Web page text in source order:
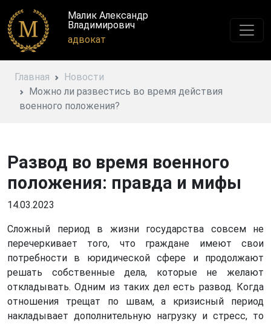
Малик Александр
Владимирович
адвокат
Главная
Новости
Можно ли развестись во время действия
военного положения?
Развод во время военного
положения: правда и мифы
14.03.2023
Сложный период в жизни государства совсем не
перечеркивает того, что граждане имеют свои
потребности в юридической сфере и продолжают
решать собственные дела, которые не желают
откладывать. Одним из таких дел есть развод. Когда
отношения трещат по швам, а кризисный период
накладывает дополнительную нагрузку и стресс, то